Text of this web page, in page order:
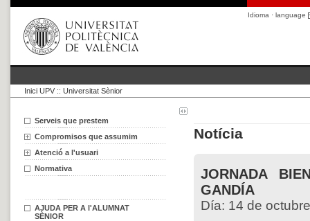
Idioma · language
Inici UPV :: Universitat Sènior
Serveis que prestem
Compromisos que assumim
Atenció a l'usuari
Normativa
AJUDA PER A l'ALUMNAT
SÈNIOR
Notícia
JORNADA
GANDÍA
Día: 14 de